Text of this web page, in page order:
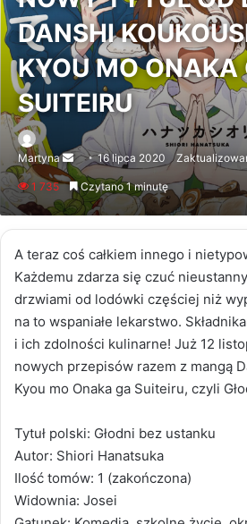
DANSHI
KYOU MO ONAKA
SUITEIRU
Martyna
Send
an
email
16 lipca 2020
1 735 Czytano 1 minutę
A teraz coś całkiem innego i
Każdemu zdarza się czuć
drzwiami od lodówki częściej niż
na to wspaniałe lekarstwo.
i ich zdolności kulinarne! Już 12
nowych przepisów razem z mangą
Kyou mo Onaka ga Suiteiru, czyli
Tytuł polski: Głodni bez ustanku
Autor: Shiori Hanatsuka
Ilość tomów: 1 (zakończona)
Widownia: Josei